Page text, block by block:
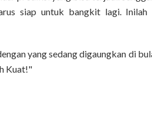
siap untuk bangkit lagi. Inilah
yang sedang digaungkan di
Kuat!"